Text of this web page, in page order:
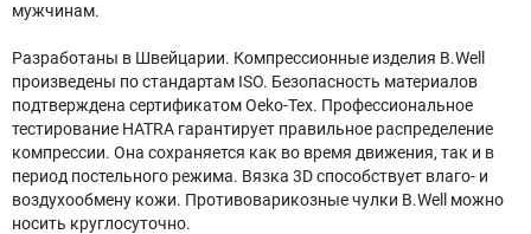
мужчинам.
Разработаны в Швейцарии. Компрессионные изделия B.Well
произведены по стандартам ISO. Безопасность материалов
подтверждена сертификатом Oeko-Tex. Профессиональное
тестирование HATRA гарантирует правильное распределение
компрессии. Она сохраняется как во время движения, так и в
период постельного режима. Вязка 3D способствует влаго- и
воздухообмену кожи. Противоварикозные чулки B.Well можно
носить круглосуточно.